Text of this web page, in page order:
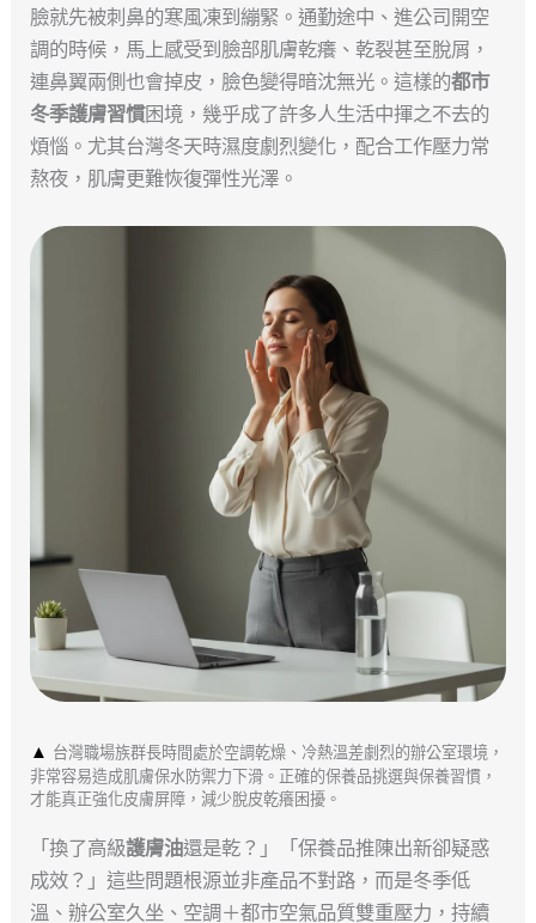
臉就先被刺鼻的寒風凍到繃緊。通勤途中、進公司開空
調的時候，馬上感受到臉部肌膚乾癢、乾裂甚至脫屑，
連鼻翼兩側也會掉皮，臉色變得暗沈無光。這樣的都市
冬季護膚習慣困境，幾乎成了許多人生活中揮之不去的
煩惱。尤其台灣冬天時濕度劇烈變化，配合工作壓力常
熬夜，肌膚更難恢復彈性光澤。
▲ 台灣職場族群長時間處於空調乾燥、冷熱溫差劇烈的辦公室環境，
非常容易造成肌膚保水防禦力下滑。正確的保養品挑選與保養習慣，
才能真正強化皮膚屏障，減少脫皮乾癢困擾。
「換了高級護膚油還是乾？」「保養品推陳出新卻疑惑
成效？」這些問題根源並非產品不對路，而是冬季低
溫、辦公室久坐、空調＋都市空氣品質雙重壓力，持續